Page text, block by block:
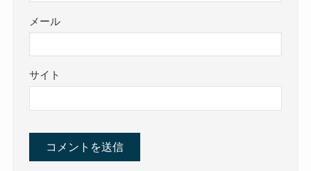
メール
サイト